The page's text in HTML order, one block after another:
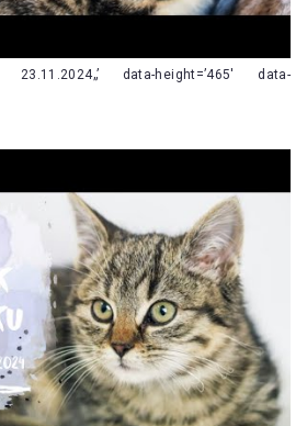
data-height=’465′ data-